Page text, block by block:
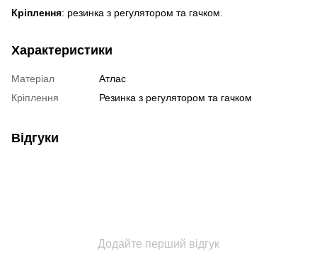
Кріплення: резинка з регулятором та гачком.
Характеристики
Матеріал
Атлас
Кріплення
Резинка з регулятором та гачком
Відгуки
Додайте перший відгук